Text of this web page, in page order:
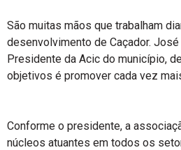
São muitas mãos que trabalham
desenvolvimento de Caçador.
Presidente da Acic do município,
objetivos é promover cada vez
Conforme o presidente, a
núcleos atuantes em todos os